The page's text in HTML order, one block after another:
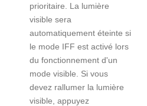
prioritaire. La lumière
visible sera
automatiquement éteinte si
le mode IFF est activé lors
du fonctionnement d'un
mode visible. Si vous
devez rallumer la lumière
visible, appuyez